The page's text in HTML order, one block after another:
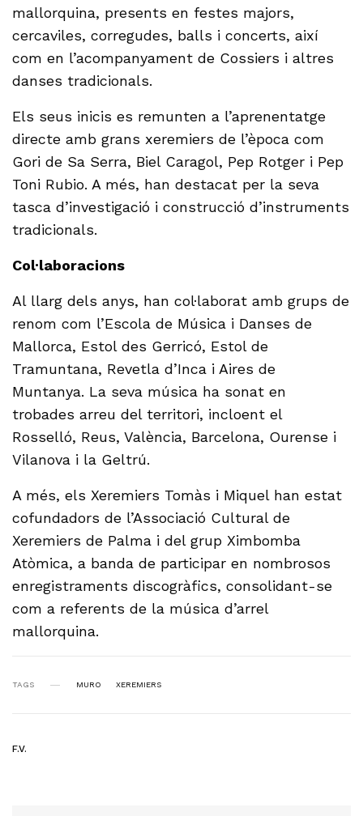
mallorquina, presents en festes majors,
cercaviles, corregudes, balls i concerts, així
com en l’acompanyament de Cossiers i altres
danses tradicionals.
Els seus inicis es remunten a l’aprenentatge
directe amb grans xeremiers de l’època com
Gori de Sa Serra, Biel Caragol, Pep Rotger i Pep
Toni Rubio. A més, han destacat per la seva
tasca d’investigació i construcció d’instruments
tradicionals.
Col·laboracions
Al llarg dels anys, han col·laborat amb grups de
renom com l’Escola de Música i Danses de
Mallorca, Estol des Gerricó, Estol de
Tramuntana, Revetla d’Inca i Aires de
Muntanya. La seva música ha sonat en
trobades arreu del territori, incloent el
Rosselló, Reus, València, Barcelona, Ourense i
Vilanova i la Geltrú.
A més, els Xeremiers Tomàs i Miquel han estat
cofundadors de l’Associació Cultural de
Xeremiers de Palma i del grup Ximbomba
Atòmica, a banda de participar en nombrosos
enregistraments discogràfics, consolidant-se
com a referents de la música d’arrel
mallorquina.
TAGS MURO XEREMIERS
F.V.